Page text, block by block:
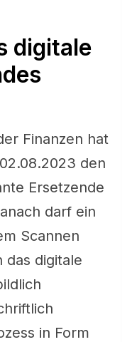
digitale
Finanzen hat
den
Ersetzende
darf ein
Scannen
digitale
in Form